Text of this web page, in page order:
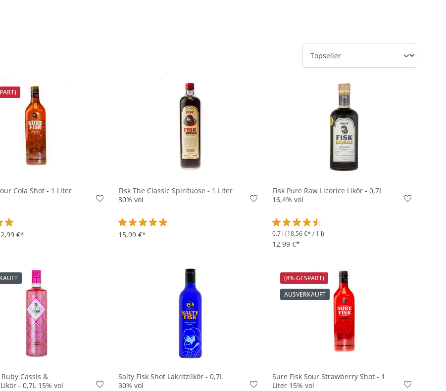
Cola Shot - 1 Liter
Bewertung von 5 von 5 Sternen
€*
In den Korb
Fisk The Classic Spirituose - 1 Liter
30% vol
Durchschnittliche Bewertung von 5 von 5 Sternen
15,99 €*
In den Korb
Fisk Pure Raw Licorice Likör - 0,7L
16,4% vol
Durchschnittliche Bewertung von 4.3 von 5
0.7 l (18,56 €* / 1 l)
12,99 €*
In den Korb
Cassis &
- 0,7L 15% vol
Salty Fisk Shot Lakritzlikör - 0,7L
30% vol
In den Korb
(8% GESPART)
AUSVERKAUFT
Sure Fisk Sour Strawberry Shot - 1
Liter 15% vol